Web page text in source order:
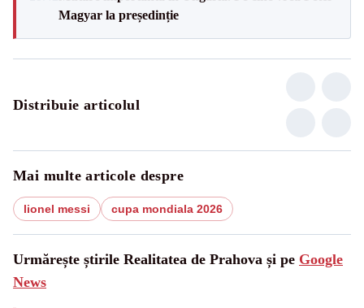
Magyar la președinție
Distribuie articolul
Mai multe articole despre
lionel messi cupa mondiala 2026
Urmărește știrile Realitatea de Prahova și pe Google
News